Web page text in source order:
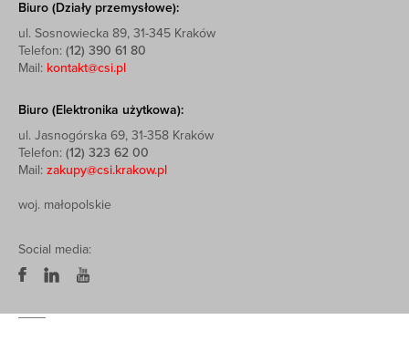
Biuro (Działy przemysłowe):
ul. Sosnowiecka 89, 31-345 Kraków
Telefon: (12) 390 61 80
Mail: kontakt@csi.pl
Biuro (Elektronika użytkowa):
ul. Jasnogórska 69, 31-358 Kraków
Telefon: (12) 323 62 00
Mail: zakupy@csi.krakow.pl
woj. małopolskie
Social media: